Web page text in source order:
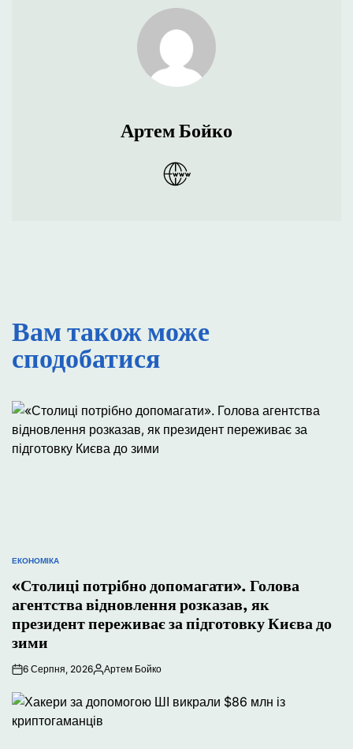
Артем Бойко
Вам також може
сподобатися
ОПУБЛІКУВАТИ
ЕКОНОМІКА
«Столиці потрібно допомагати». Голова
агентства відновлення розказав, як
президент переживає за підготовку Києва до
зими
6 Серпня, 2026Опубліковано
Артем Бойко